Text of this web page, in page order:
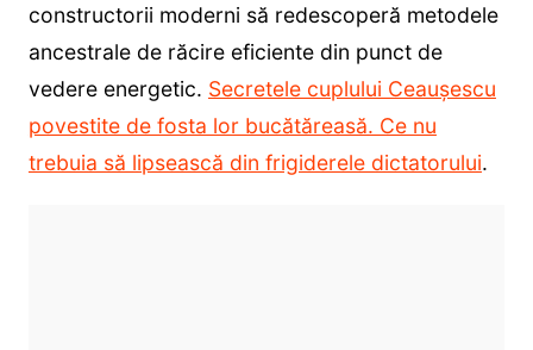
constructorii moderni să redescoperă metodele
ancestrale de răcire eficiente din punct de
vedere energetic. Secretele cuplului Ceaușescu
povestite de fosta lor bucătăreasă. Ce nu
trebuia să lipsească din frigiderele dictatorului.